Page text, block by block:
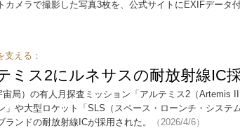
カメラで撮影した写真3枚を、公式サイトにEXIFデータ
支える：
ミス2にルネサスの耐放射線IC
宙局）の有人月探査ミッション「アルテミス2（Artemis
や大型ロケット「SLS（スペース・ローンチ・システム
ンドの耐放射線ICが採用された。
（2026/4/6）